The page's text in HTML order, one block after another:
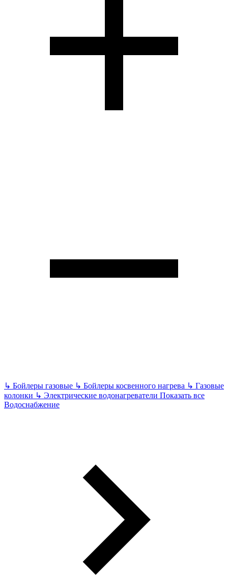
↳ Бойлеры газовые ↳ Бойлеры косвенного нагрева ↳ Газовые
колонки ↳ Электрические водонагреватели Показать все
Водоснабжение